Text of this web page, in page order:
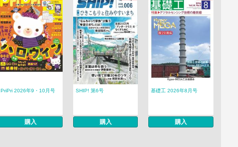
PriPri 2026年9・10月号
購入
SHIP! 第6号
購入
基礎工 2026年8月号
購入